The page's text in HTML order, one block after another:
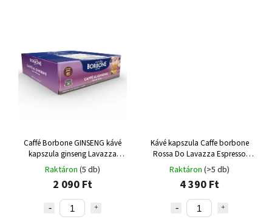
Caffé Borbone GINSENG kávé
kapszula ginseng Lavazza
Espresso Pointhoz 25 db
Raktáron (5 db)
2 090 Ft
Kávé kapszula Caffe borbone
Rossa Do Lavazza Espresso
Point 50 db
Raktáron (>5 db)
4 390 Ft